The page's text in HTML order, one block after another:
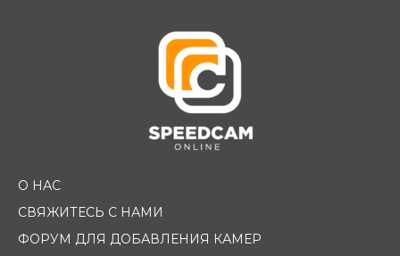
О НАС
СВЯЖИТЕСЬ С НАМИ
ФОРУМ ДЛЯ ДОБАВЛЕНИЯ КАМЕР